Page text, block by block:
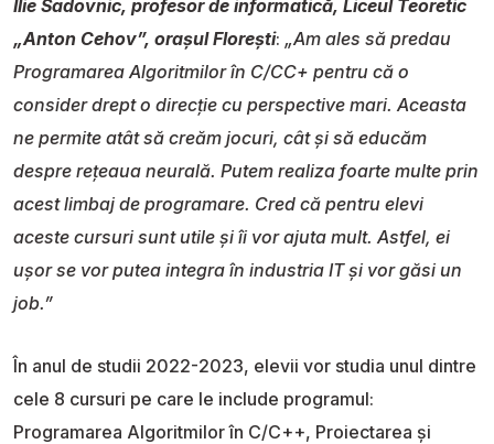
Ilie Sadovnic, profesor de informatică, Liceul Teoretic
„Anton Cehov”, orașul Florești: „Am ales să predau
Programarea Algoritmilor în C/CC+ pentru că o
consider drept o direcție cu perspective mari. Aceasta
ne permite atât să creăm jocuri, cât și să educăm
despre rețeaua neurală. Putem realiza foarte multe prin
acest limbaj de programare. Cred că pentru elevi
aceste cursuri sunt utile și îi vor ajuta mult. Astfel, ei
ușor se vor putea integra în industria IT și vor găsi un
job.”
În anul de studii 2022-2023, elevii vor studia unul dintre
cele 8 cursuri pe care le include programul:
Programarea Algoritmilor în C/C++, Proiectarea și